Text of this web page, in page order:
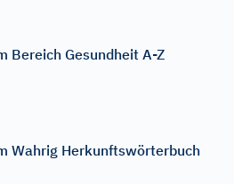
Bereich Gesundheit A-Z
Wahrig Herkunftswörterbuch